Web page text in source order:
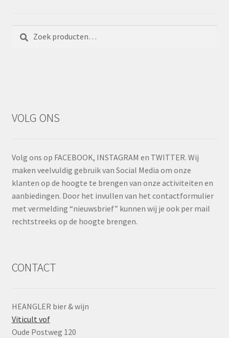
Zoeken
naar:
Zoeken
VOLG ONS
Volg ons op FACEBOOK, INSTAGRAM en TWITTER. Wij
maken veelvuldig gebruik van Social Media om onze
klanten op de hoogte te brengen van onze activiteiten en
aanbiedingen. Door het invullen van het contactformulier
met vermelding “nieuwsbrief” kunnen wij je ook per mail
rechtstreeks op de hoogte brengen.
CONTACT
HEANGLER bier & wijn
Viticult vof
Oude Postweg 120